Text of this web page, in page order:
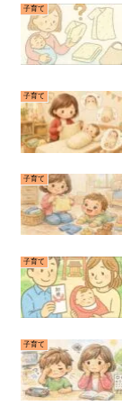
子育て
子育て
子育て
子育て
子育て